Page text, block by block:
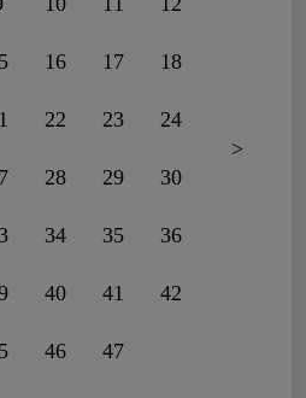
16 17 18
22 23 24
28 29 30
34 35 36
40 41 42
46 47
>